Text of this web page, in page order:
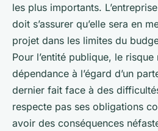
les plus importants.
doit s’assurer qu’elle sera en
projet dans les limites du
Pour l’entité publique, le risque
dépendance à l’égard d’un
dernier fait face à des
respecte pas ses obligations
avoir des conséquences